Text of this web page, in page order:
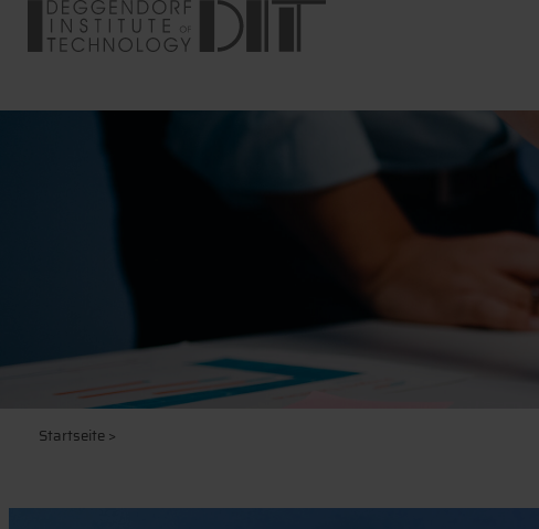
Startseite>